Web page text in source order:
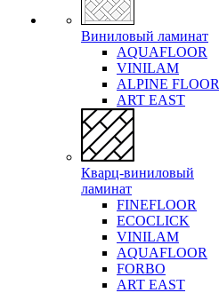
Виниловый ламинат
AQUAFLOOR
VINILAM
ALPINE FLOOR
ART EAST
Кварц-виниловый
ламинат
FINEFLOOR
ECOCLICK
VINILAM
AQUAFLOOR
FORBO
ART EAST